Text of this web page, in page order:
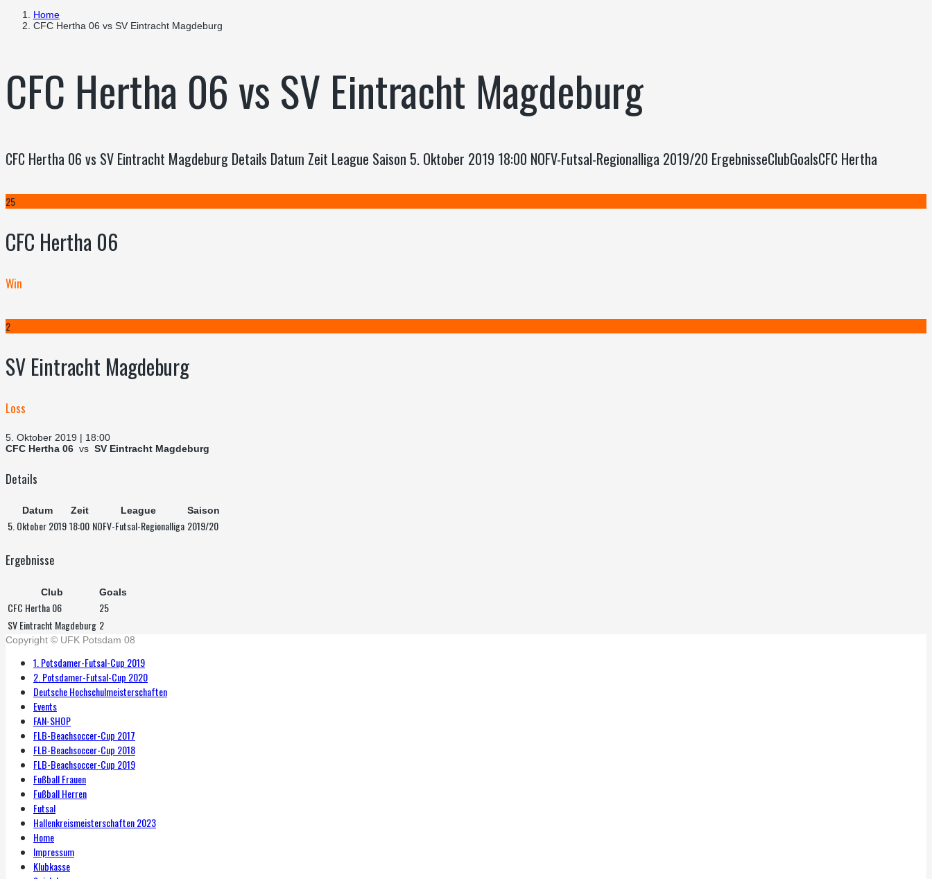
Home
CFC Hertha 06 vs SV Eintracht Magdeburg
CFC Hertha 06 vs SV Eintracht Magdeburg
CFC Hertha 06 vs SV Eintracht Magdeburg Details Datum Zeit League Saison 5. Oktober 2019 18:00 NOFV-Futsal-Regionalliga 2019/20 ErgebnisseClubGoalsCFC Hertha
25
CFC Hertha 06
Win
2
SV Eintracht Magdeburg
Loss
5. Oktober 2019 | 18:00
CFC Hertha 06 vs SV Eintracht Magdeburg
Details
Datum Zeit League Saison
5. Oktober 201918:00 NOFV-Futsal-Regionalliga 2019/20
Ergebnisse
Club Goals
CFC Hertha 06
25
SV Eintracht Magdeburg 2
Copyright © UFK Potsdam 08
1. Potsdamer-Futsal-Cup 2019
2. Potsdamer-Futsal-Cup 2020
Deutsche Hochschulmeisterschaften
Events
FAN-SHOP
FLB-Beachsoccer-Cup 2017
FLB-Beachsoccer-Cup 2018
FLB-Beachsoccer-Cup 2019
Fußball Frauen
Fußball Herren
Futsal
Hallenkreismeisterschaften 2023
Home
Impressum
Klubkasse